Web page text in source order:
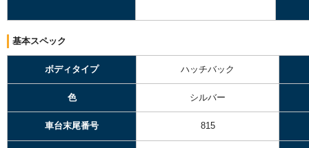
基本スペック
ボディタイプ ハッチバック
色 シルバー
車台末尾番号 815